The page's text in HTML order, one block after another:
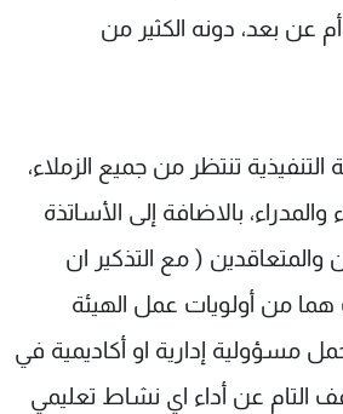
عن بعد، دونه الكثير من
التنفيذية تنتظر من جميع الزملاء،
بالاضافة إلى الأساتذة
والمتعاقدين ( مع التذكير ان
هما من أولويات عمل الهيئة
مسؤولية إدارية او أكاديمية في
التام عن أداء اي نشاط تعليمي